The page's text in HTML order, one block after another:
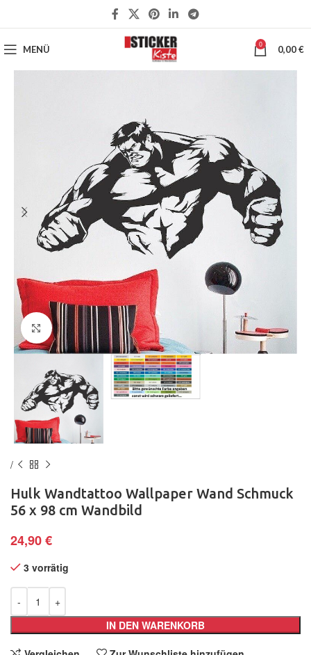
MENÜ 0 0,00€
Klick zum Vergrößern
Hulk Wandtattoo Wallpaper Wand Schmuck
56 x 98 cm Wandbild
24,90€
3 vorrätig
IN DEN WARENKORB